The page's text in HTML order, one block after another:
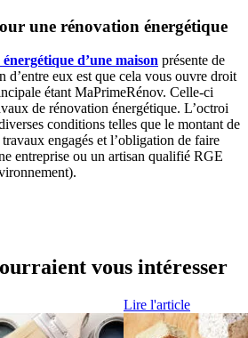
une rénovation énergétique
d’une maison présente de
d’entre eux est que cela vous ouvre droit
étant MaPrimeRénov. Celle-ci
de rénovation énergétique. L’octroi
conditions telles que le montant de
engagés et l’obligation de faire
entreprise ou un artisan qualifié RGE
vous intéresser
Lire l'article